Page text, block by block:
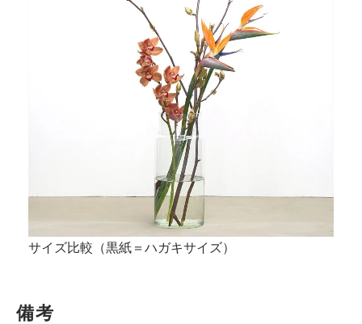
サイズ比較（黒紙＝ハガキサイズ）
備考